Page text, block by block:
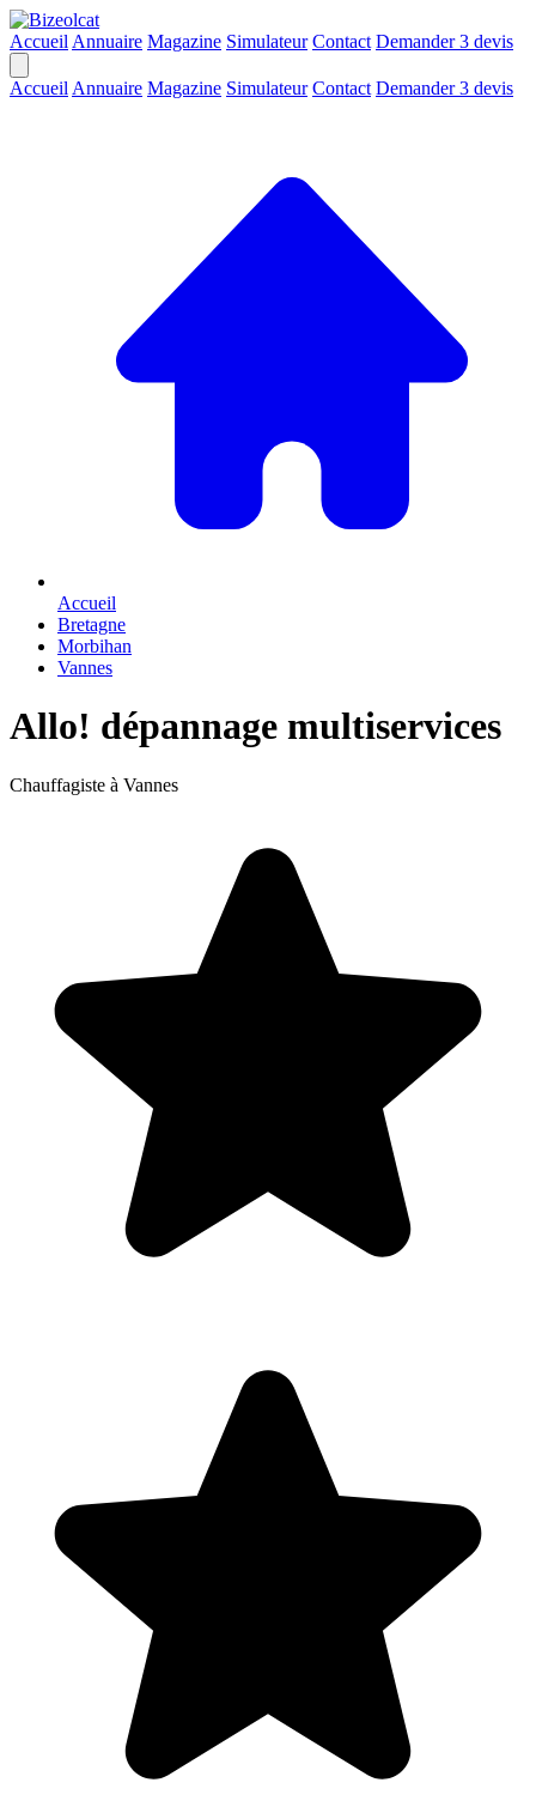
Accueil Annuaire Magazine Simulateur Contact Demander 3 devis
Accueil Annuaire Magazine Simulateur Contact Demander 3 devis
Accueil
Bretagne
Morbihan
Vannes
Allo! dépannage multiservices
Chauffagiste à Vannes